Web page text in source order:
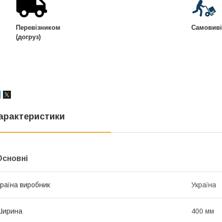
Перевізником
(догруз)
виробник Україна
400 мм